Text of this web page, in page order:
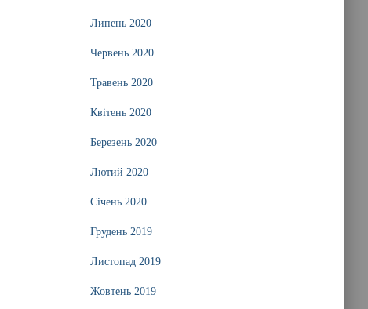
Липень 2020
Червень 2020
Травень 2020
Квітень 2020
Березень 2020
Лютий 2020
Січень 2020
Грудень 2019
Листопад 2019
Жовтень 2019